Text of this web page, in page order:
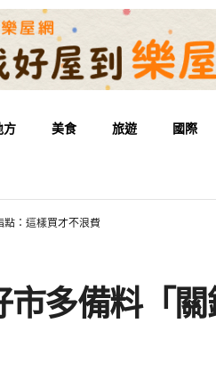
方 美食 旅遊 國際
點：這樣買才不浪費
多備料「